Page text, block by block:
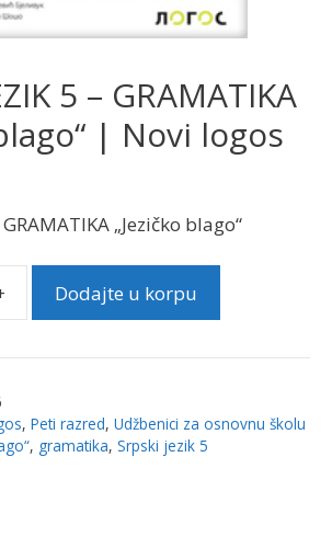
5 – GRAMATIKA
| Novi logos
GRAMATIKA „Jezičko blago“
SRPSKI
5
GRAMATIKA
„Jezičko
Dodajte u korpu
, Peti razred, Udžbenici za osnovnu školu
, gramatika, Srpski jezik 5